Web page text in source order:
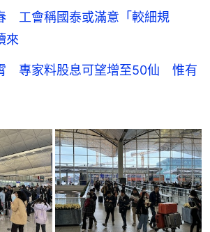
工會稱國泰或滿意「較細規
來
專家料股息可望增至50仙 惟有